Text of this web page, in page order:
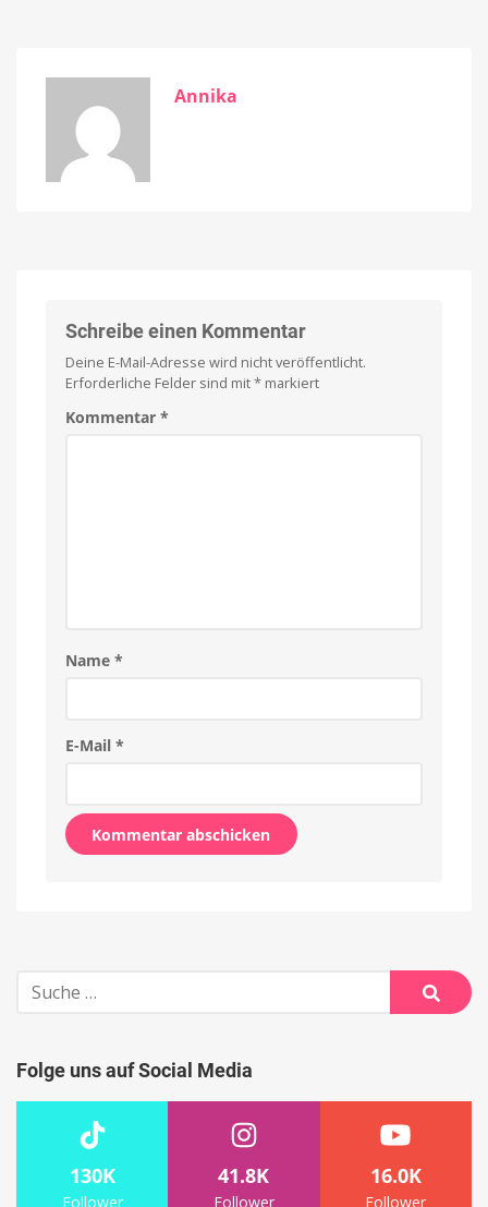
Annika
Schreibe einen Kommentar
Deine E-Mail-Adresse wird nicht veröffentlicht.
Erforderliche Felder sind mit* markiert
Kommentar *
Name *
E-Mail *
Suche
nach:
Suche
Folge uns auf Social Media
130K
Follower
41.8K
Follower
16.0K
Follower